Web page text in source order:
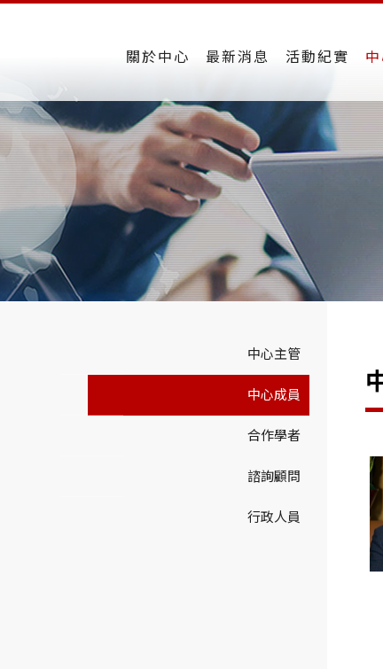
關於中心 最新消息 活動紀實
中心主管
中心成員
合作學者
諮詢顧問
行政人員